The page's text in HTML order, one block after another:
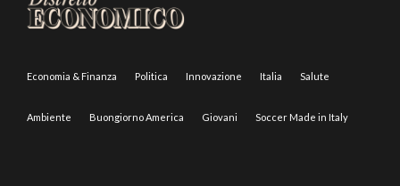
Economia & Finanza Politica Innovazione Italia Salute
Ambiente Buongiorno America Giovani Soccer Made in Italy